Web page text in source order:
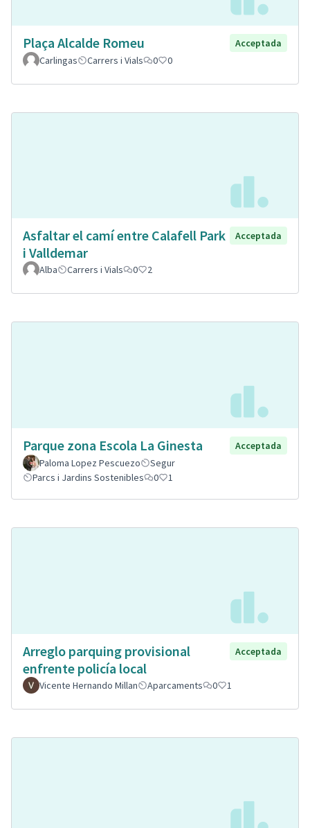
Plaça Alcalde Romeu
Acceptada
Carlingas
Carrers i Vials 0 0
Asfaltar el camí entre Calafell Park
i Valldemar
Acceptada
Alba Carrers i Vials 0 2
Parque zona Escola La Ginesta
Acceptada
Paloma Lopez Pescuezo
Segur
Parcs i Jardins Sostenibles
0 1
Arreglo parquing provisional
enfrente policía local
Acceptada
Vicente Hernando Millan Aparcaments 0 1